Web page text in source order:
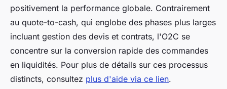
positivement la performance globale. Contrairement
au quote-to-cash, qui englobe des phases plus larges
incluant gestion des devis et contrats, l'O2C se
concentre sur la conversion rapide des commandes
en liquidités. Pour plus de détails sur ces processus
distincts, consultez plus d'aide via ce lien.